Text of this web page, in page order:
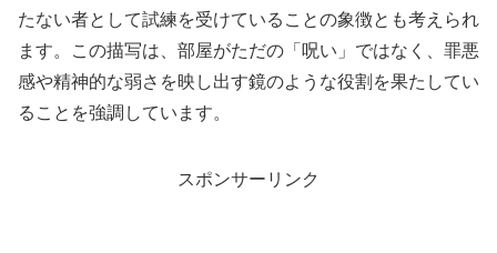
たない者として試練を受けていることの象徴とも考えられ
ます。この描写は、部屋がただの「呪い」ではなく、罪悪
感や精神的な弱さを映し出す鏡のような役割を果たしてい
ることを強調しています。
スポンサーリンク